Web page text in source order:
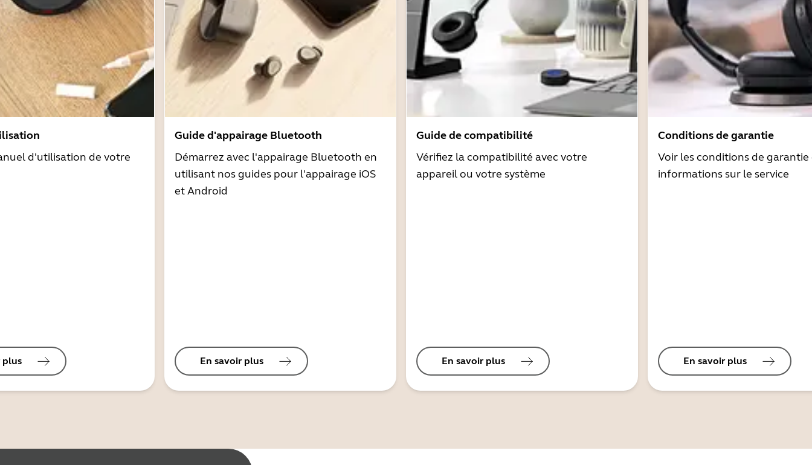
d'utilisation de votre
plus
Guide d'appairage Bluetooth
Démarrez avec l'appairage Bluetooth en
utilisant nos guides pour l'appairage iOS
et Android
En savoir plus
Guide de compatibilité
Vérifiez la compatibilité avec votre
appareil ou votre système
En savoir plus
Conditions de garantie
Voir les conditions de garantie
informations sur le service
En savoir plus